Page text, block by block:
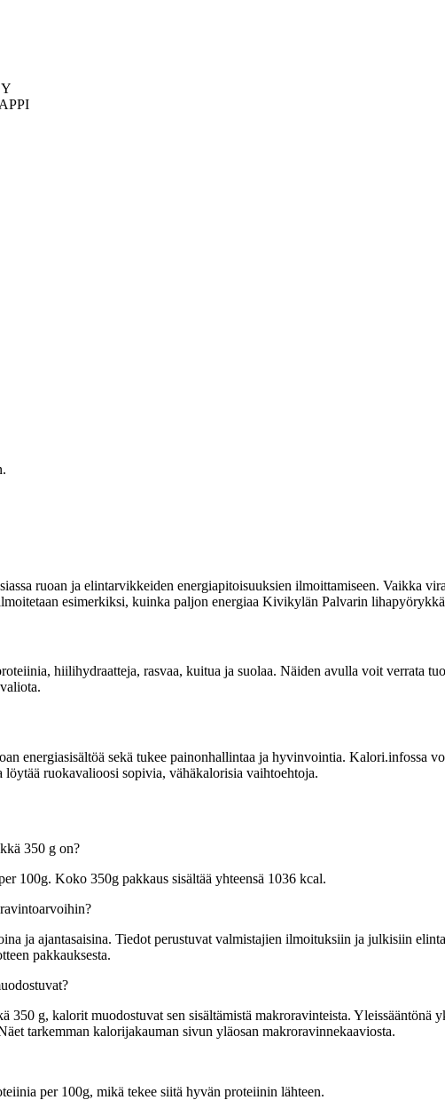
ruoan ja elintarvikkeiden energiapitoisuuksien ilmoittamiseen. Vaikka
esimerkiksi, kuinka paljon energiaa Kivikylän Palvarin lihapyörykkä
hiilihydraatteja, rasvaa, kuitua ja suolaa. Näiden avulla voit verrata
energiasisältöä sekä tukee painonhallintaa ja hyvinvointia. Kalori.infossa
ruokavalioosi sopivia, vähäkalorisia vaihtoehtoja.
350 g on?
100g. Koko 350g pakkaus sisältää yhteensä 1036 kcal.
ja ajantasaisina. Tiedot perustuvat valmistajien ilmoituksiin ja julkisiin
pakkauksesta.
g, kalorit muodostuvat sen sisältämistä makroravinteista. Yleissääntönä
tarkemman kalorijakauman sivun yläosan makroravinnekaaviosta.
per 100g, mikä tekee siitä hyvän proteiinin lähteen.